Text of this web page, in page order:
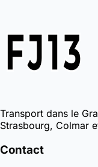
Transport dans le
Strasbourg, Colmar
Contact